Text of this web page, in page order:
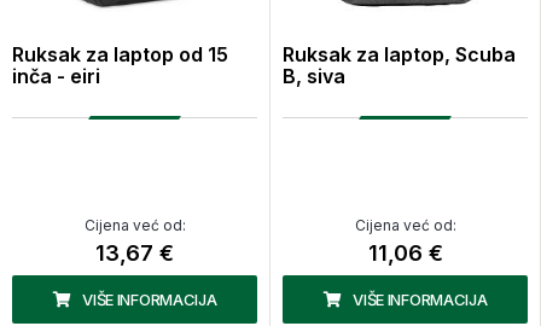
Ruksak za laptop od 15
inča - eiri
Cijena već od:
13,67 €
VIŠE INFORMACIJA
Ruksak za laptop, Scuba
B, siva
Cijena već od:
11,06 €
VIŠE INFORMACIJA